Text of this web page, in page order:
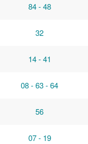
84 - 48
32
14 - 41
08 - 63 - 64
56
07 - 19